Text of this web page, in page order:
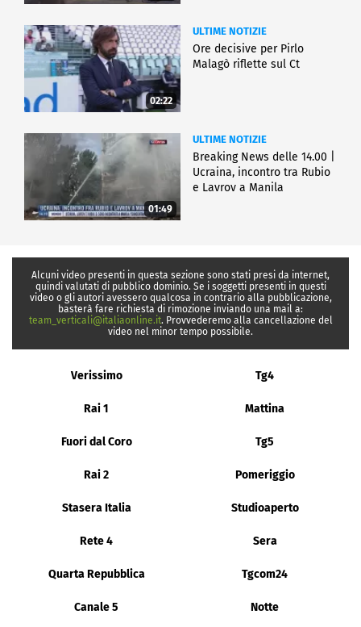
02:22
ULTIME NOTIZIE
Ore decisive per Pirlo
Malagò riflette sul Ct
01:49
ULTIME NOTIZIE
Breaking News delle 14.00 |
Ucraina, incontro tra Rubio
e Lavrov a Manila
Alcuni video presenti in questa sezione sono stati presi da internet,
quindi valutati di pubblico dominio. Se i soggetti presenti in questi
video o gli autori avessero qualcosa in contrario alla pubblicazione,
basterà fare richiesta di rimozione inviando una mail a:
team_verticali@italiaonline.it. Provvederemo alla cancellazione del
video nel minor tempo possibile.
Verissimo Tg4
Rai 1 Mattina
Fuori dal Coro Tg5
Rai 2 Pomeriggio
Stasera Italia Studioaperto
Rete 4 Sera
Quarta Repubblica Tgcom24
Canale 5 Notte